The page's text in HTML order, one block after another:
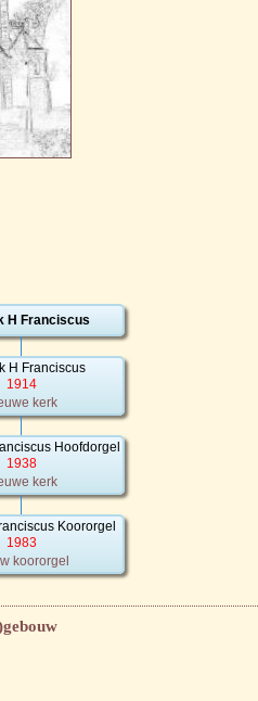
H Franciscus
H Franciscus
1914
kerk
Hoofdorgel
1938
kerk
Koororgel
1983
koororgel